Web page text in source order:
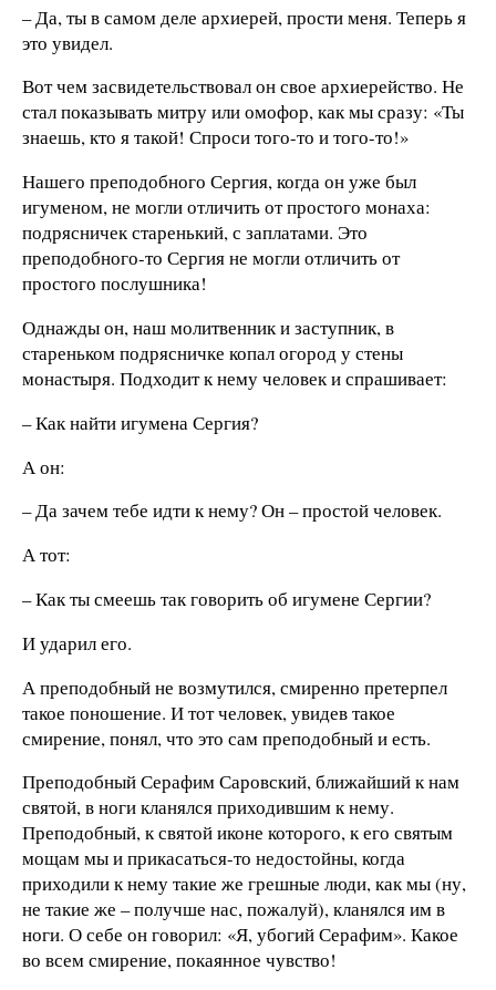
– Да, ты в самом деле архиерей, прости меня. Теперь я
это увидел.
Вот чем засвидетельствовал он свое архиерейство. Не
стал показывать митру или омофор, как мы сразу: «Ты
знаешь, кто я такой! Спроси того-то и того-то!»
Нашего преподобного Сергия, когда он уже был
игуменом, не могли отличить от простого монаха:
подрясничек старенький, с заплатами. Это
преподобного-то Сергия не могли отличить от
простого послушника!
Однажды он, наш молитвенник и заступник, в
стареньком подрясничке копал огород у стены
монастыря. Подходит к нему человек и спрашивает:
– Как найти игумена Сергия?
А он:
– Да зачем тебе идти к нему? Он – простой человек.
А тот:
– Как ты смеешь так говорить об игумене Сергии?
И ударил его.
А преподобный не возмутился, смиренно претерпел
такое поношение. И тот человек, увидев такое
смирение, понял, что это сам преподобный и есть.
Преподобный Серафим Саровский, ближайший к нам
святой, в ноги кланялся приходившим к нему.
Преподобный, к святой иконе которого, к его святым
мощам мы и прикасаться-то недостойны, когда
приходили к нему такие же грешные люди, как мы (ну,
не такие же – получше нас, пожалуй), кланялся им в
ноги. О себе он говорил: «Я, убогий Серафим». Какое
во всем смирение, покаянное чувство!